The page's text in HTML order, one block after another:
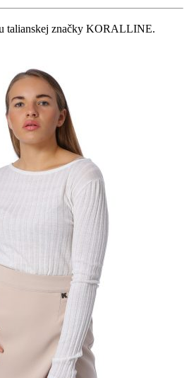
talianskej značky KORALLINE.